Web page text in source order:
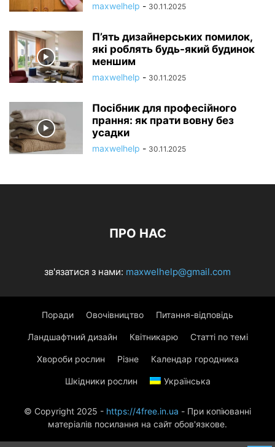
maxwelhelp - 30.11.2025
П’ять дизайнерських помилок,
які роблять будь-який будинок
меншим
maxwelhelp - 30.11.2025
Посібник для професійного
прання: як прати вовну без
усадки
maxwelhelp - 30.11.2025
ПРО НАС
зв'язатися з нами: maxwelhelp@gmail.com
Поради Овочівництво Питання-відповідь
Ландшафтний дизайн Квітникарю Статті по темі
Хвороби рослин Різне Календар городника
Шкідники рослин Українська
© Copyright 2025 - https://4free.in.ua - При копіюванні
матеріалів посилання на сайт обов'язкове.